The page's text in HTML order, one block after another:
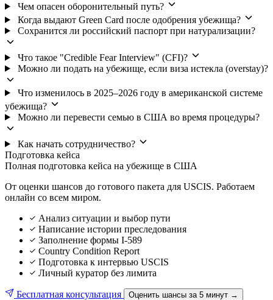
Чем опасен оборонительный путь?
Когда выдают Green Card после одобрения убежища?
Сохранится ли российский паспорт при натурализации?
Что такое "Credible Fear Interview" (CFI)?
Можно ли подать на убежище, если виза истекла (overstay)?
Что изменилось в 2025–2026 году в американской системе
убежища?
Можно ли перевести семью в США во время процедуры?
Как начать сотрудничество?
Подготовка кейса
Полная подготовка кейса на убежище в США
От оценки шансов до готового пакета для USCIS. Работаем
онлайн со всем миром.
Анализ ситуации и выбор пути
Написание истории преследования
Заполнение формы I-589
Country Condition Report
Подготовка к интервью USCIS
Личный куратор без лимита
Бесплатная консультация Оценить шансы за 5 минут →